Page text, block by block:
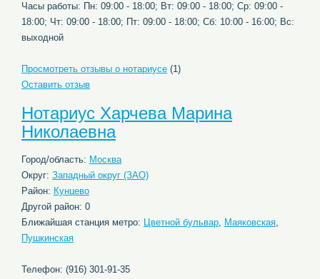
Часы работы: Пн: 09:00 - 18:00; Вт: 09:00 - 18:00; Ср: 09:00 -
18:00; Чт: 09:00 - 18:00; Пт: 09:00 - 18:00; Сб: 10:00 - 16:00; Вс:
выходной
Просмотреть отзывы о нотариусе (1)
Оставить отзыв
Нотариус Харчева Марина
Николаевна
Город/область: Москва
Округ: Западный округ (ЗАО)
Район: Кунцево
Другой район: 0
Ближайшая станция метро: Цветной бульвар, Маяковская,
Пушкинская
Телефон: (916) 301-91-35